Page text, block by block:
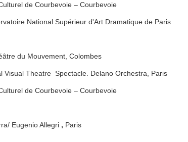
de Courbevoie – Courbevoie
National Supérieur d'Art Dramatique de Paris
du Mouvement, Colombes
Theatre Spectacle. Delano Orchestra, Paris
de Courbevoie – Courbevoie
Eugenio Allegri , Paris